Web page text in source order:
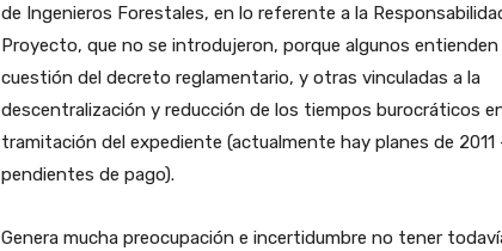
de Ingenieros Forestales, en lo referente a la
Proyecto, que no se introdujeron, porque algunos entienden
cuestión del decreto reglamentario, y otras vinculadas a la
descentralización y reducción de los tiempos burocráticos
tramitación del expediente (actualmente hay planes de 2011
pendientes de pago).
Genera mucha preocupación e incertidumbre no tener